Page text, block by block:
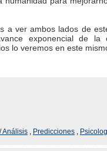
a ver ambos lados de
exponencial de la
lo veremos en este
Análisis , Predicciones ,